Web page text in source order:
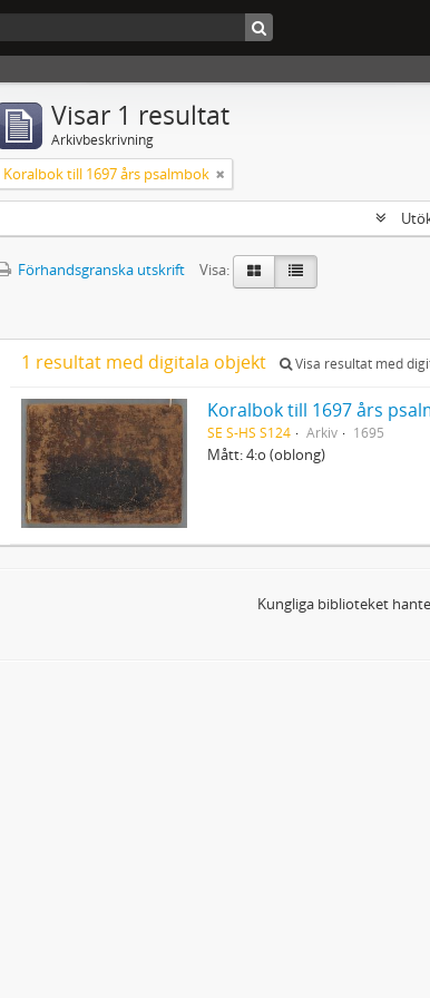
Visar 1 resultat
Arkivbeskrivning
Koralbok till 1697 års psalmbok
Förhandsgranska utskrift
Visa:
1 resultat med digitala objekt Visa resultat med
Koralbok till 1697 års
SE S-HS S124 Arkiv 1695
Mått: 4:o (oblong)
Kungliga biblioteket